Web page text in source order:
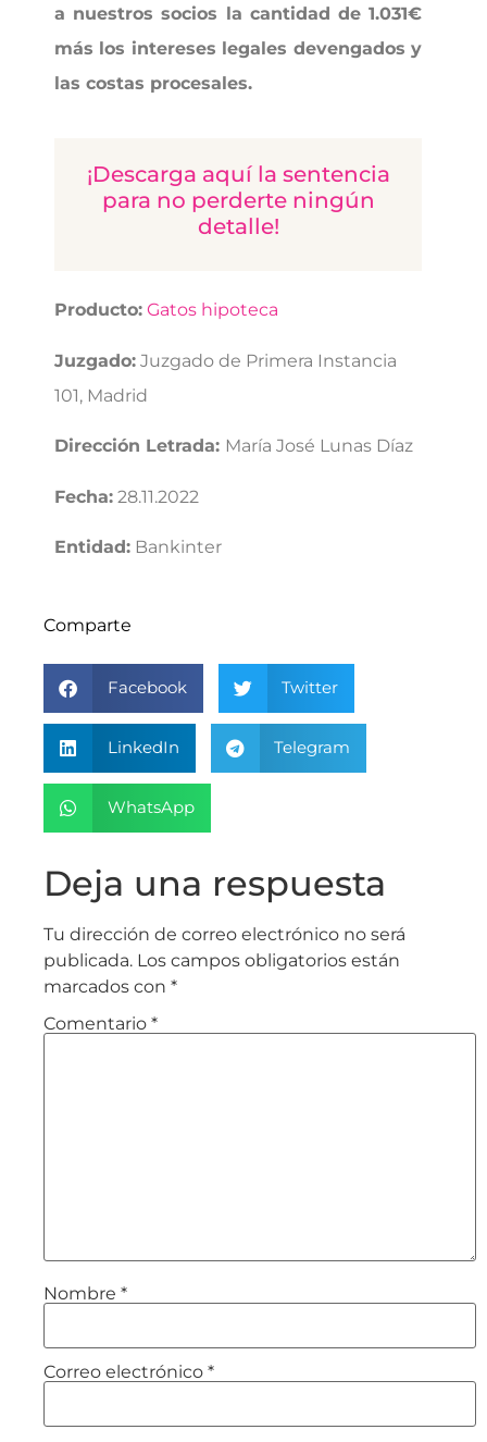
a nuestros socios la cantidad de 1.031€
más los intereses legales devengados y
las costas procesales.
¡Descarga aquí la sentencia
para no perderte ningún
detalle!
Producto: Gatos hipoteca
Juzgado: Juzgado de Primera Instancia
101, Madrid
Dirección Letrada: María José Lunas Díaz
Fecha: 28.11.2022
Entidad: Bankinter
Comparte
Facebook Twitter
LinkedIn Telegram
WhatsApp
Deja una respuesta
Tu dirección de correo electrónico no será
publicada. Los campos obligatorios están
marcados con *
Comentario *
Nombre *
Correo electrónico *